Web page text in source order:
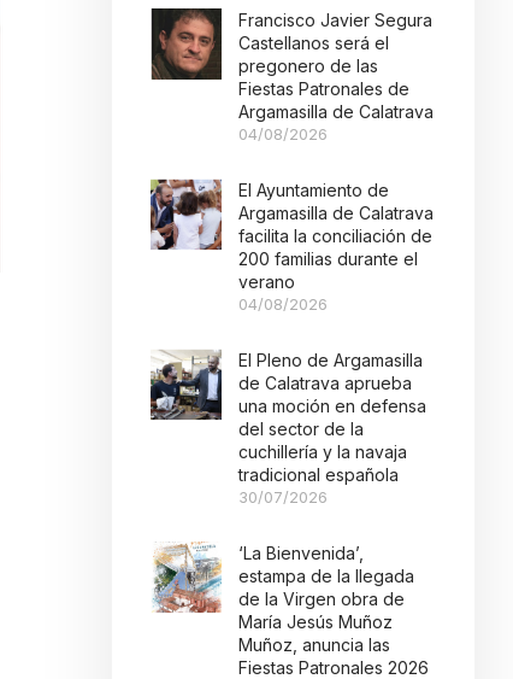
Francisco Javier Segura
Castellanos será el
pregonero de las
Fiestas Patronales de
Argamasilla de Calatrava
04/08/2026
El Ayuntamiento de
Argamasilla de Calatrava
facilita la conciliación de
200 familias durante el
verano
04/08/2026
El Pleno de Argamasilla
de Calatrava aprueba
una moción en defensa
del sector de la
cuchillería y la navaja
tradicional española
30/07/2026
‘La Bienvenida’,
estampa de la llegada
de la Virgen obra de
María Jesús Muñoz
Muñoz, anuncia las
Fiestas Patronales 2026